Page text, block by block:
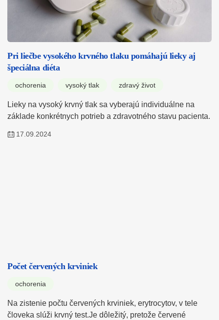
Pri liečbe vysokého krvného tlaku pomáhajú lieky aj
špeciálna diéta
ochorenia vysoký tlak zdravý život
Lieky na vysoký krvný tlak sa vyberajú individuálne na
základe konkrétnych potrieb a zdravotného stavu pacienta.
17.09.2024
Počet červených krviniek
ochorenia
Na zistenie počtu červených krviniek, erytrocytov, v tele
človeka slúži krvný test.Je dôležitý, pretože červené